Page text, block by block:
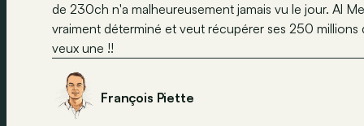
de 230ch n'a malheureusement jamais vu le jour. Al
vraiment déterminé et veut récupérer ses 250
veux une !!
François Piette